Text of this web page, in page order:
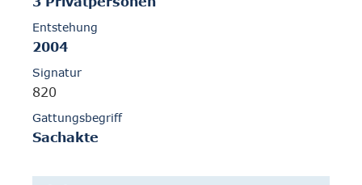
Entstehung
2004
Signatur
820
Gattungsbegriff
Sachakte